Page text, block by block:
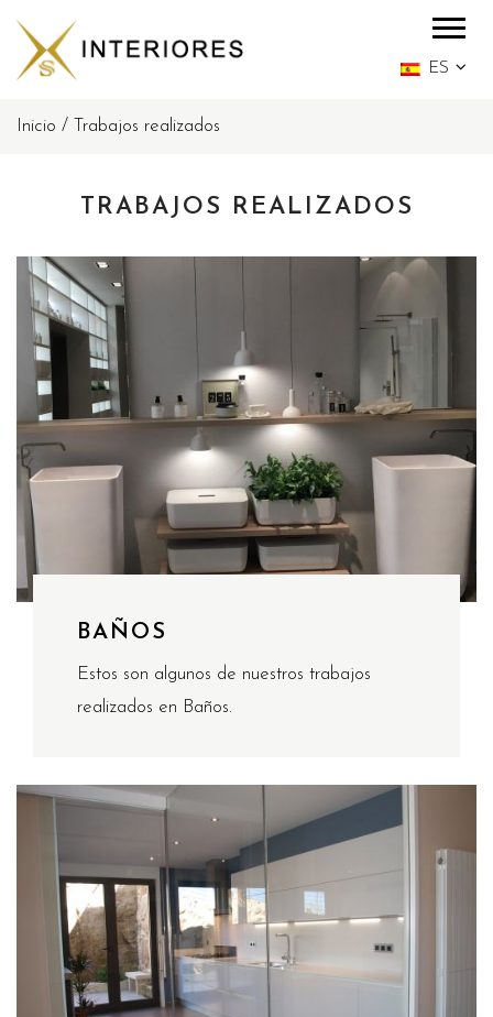
ES
Inicio / Trabajos realizados
TRABAJOS REALIZADOS
BAÑOS
Estos son algunos de nuestros trabajos
realizados en Baños.